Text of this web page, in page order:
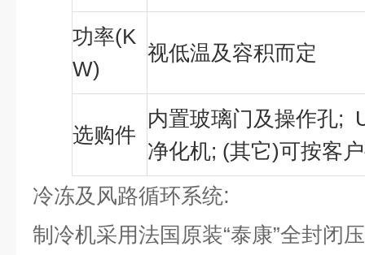
功率(K
W)
视低温及容积而定
选购件
内置玻璃门及操作孔;
净化机; (其它)可按客
冷冻及风路循环系统:
制冷机采用法国原装“泰康”全封闭